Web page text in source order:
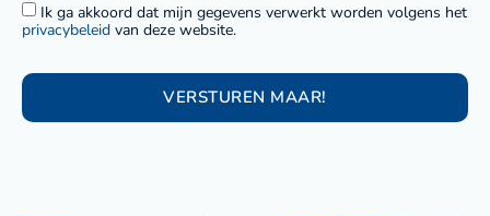
Ik ga akkoord dat mijn gegevens verwerkt worden volgens het
privacybeleid van deze website.
VERSTUREN MAAR!